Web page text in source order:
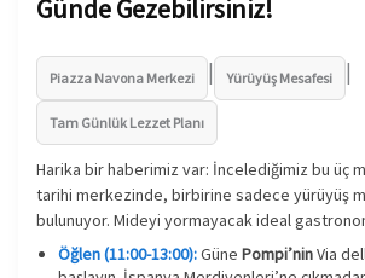
Günde Gezebilirsiniz!
Piazza Navona Merkezi | Yürüyüş Mesafesi |
Tam Günlük Lezzet Planı
Harika bir haberimiz var: İncelediğimiz bu üç
tarihi merkezinde, birbirine sadece yürüyüş
bulunuyor. Mideyi yormayacak ideal
Öğlen (11:00-13:00):Güne Pompi’ninVia